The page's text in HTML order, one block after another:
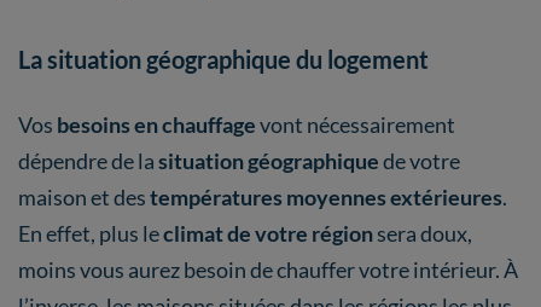
La situation géographique du logement
Vos besoins en chauffagevont nécessairement
dépendre de lasituation géographiquede votre
maison et destempératures moyennes extérieures.
En effet, plus leclimat de votre régionsera doux,
moins vous aurez besoin de chauffer votre intérieur. À